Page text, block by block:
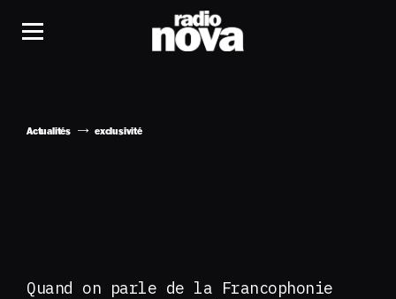
Actualités exclusivité
Quand on parle de la Francophonie